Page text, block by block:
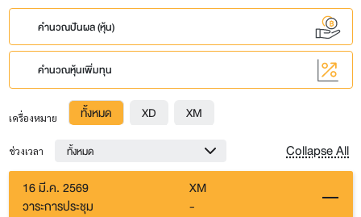
คำนวณปันผล (หุ้น)
คำนวณหุ้นเพิ่มทุน
เครื่องหมาย ทั้งหมด XD XM
ช่วงเวลา ทั้งหมด Collapse All
16 มี.ค. 2569
XM
วาระการประชุม
-